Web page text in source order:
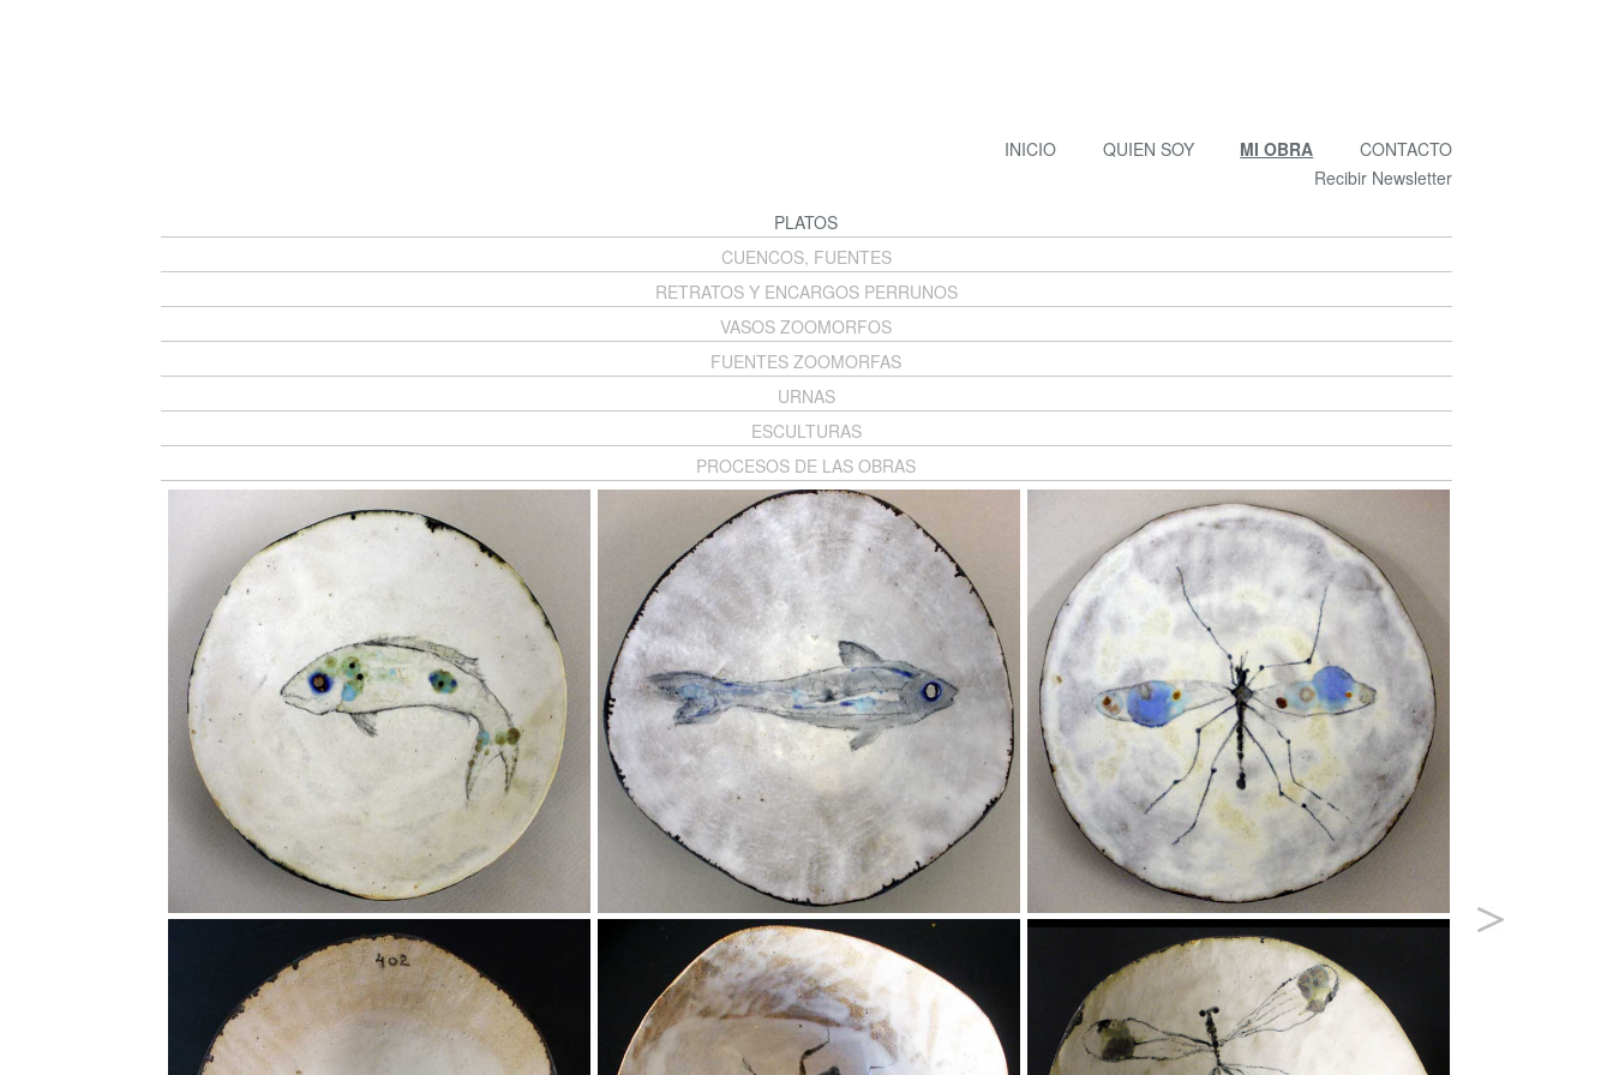
INICIO QUIEN SOY MI OBRA
CONTACTO
Recibir Newsletter
PLATOS
CUENCOS, FUENTES
RETRATOS Y ENCARGOS PERRUNOS
VASOS ZOOMORFOS
FUENTES ZOOMORFAS
URNAS
ESCULTURAS
PROCESOS DE LAS OBRAS